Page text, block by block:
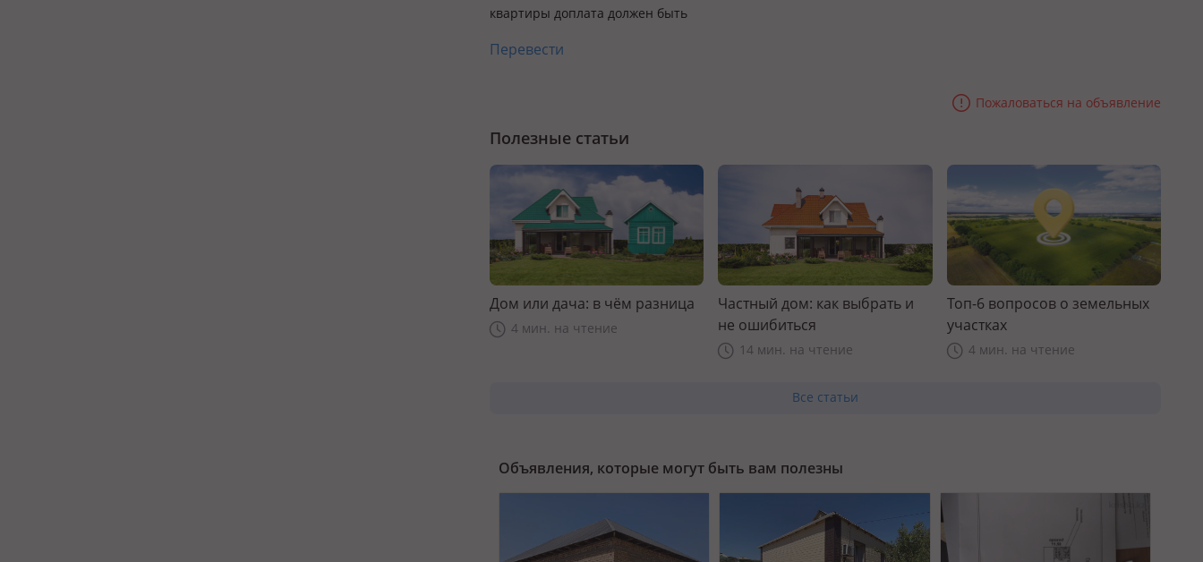
квартиры доплата должен быть
Перевести
Пожаловаться на объявление
Полезные статьи
Дом или дача: в чём разница
4 мин. на чтение
Частный дом: как выбрать и
не ошибиться
14 мин. на чтение
Топ-6 вопросов о земельных
участках
4 мин. на чтение
Все статьи
Объявления, которые могут быть вам полезны